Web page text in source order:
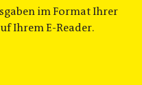
im Format Ihrer
Ihrem E-Reader.